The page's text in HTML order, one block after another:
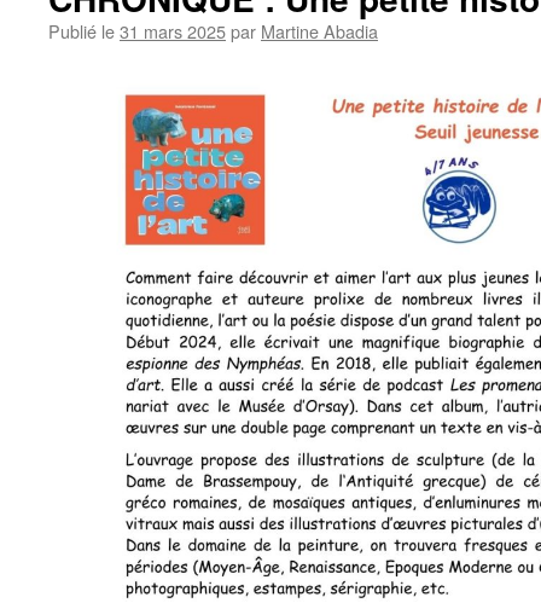
Publié le31 mars 2025par Martine Abadia